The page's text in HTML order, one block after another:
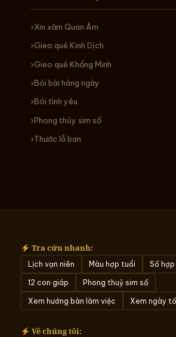
Xin xăm Quan Âm
Gieo quẻ Kinh Dịch
Gieo quẻ Khổng Minh
Bói bài hàng ngày
Bói tình yêu
Phong thủy sim số
Thước lỗ ban
Tra cứu nhanh:
Lịch vạn niên Màu hợp tuổi Số
12 con giáp Phong thuỷ sim số
Xem hướng bàn làm việc Xem ngày
Về chúng tôi: